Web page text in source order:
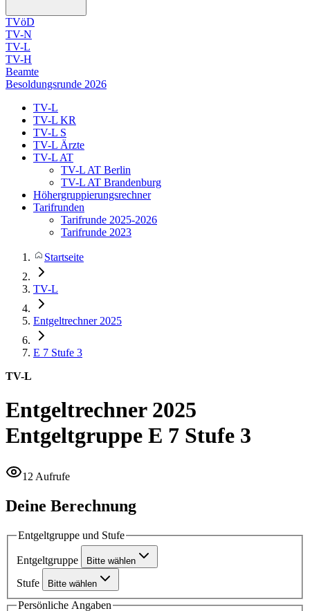
TVöD
TV-N
TV-L
TV-H
Beamte
Besoldungsrunde 2026
TV-L
TV-L KR
TV-L S
TV-L Ärzte
TV-L AT
TV-L AT Berlin
TV-L AT Brandenburg
Höhergruppierungsrechner
Tarifrunden
Tarifrunde 2025-2026
Tarifrunde 2023
Startseite
TV-L
Entgeltrechner 2025
E 7 Stufe 3
TV-L
Entgeltrechner 2025
Entgeltgruppe E 7 Stufe 3
12 Aufrufe
Deine Berechnung
Entgeltgruppe und Stufe
Entgeltgruppe Bitte wählen
Stufe Bitte wählen
Persönliche Angaben